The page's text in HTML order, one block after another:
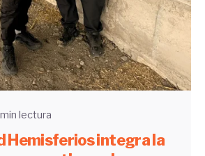
por
lectura
Hemisferios integra la